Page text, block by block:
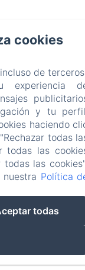
chunk 1322
1322-
cookies
de
experiencia
y tu
haciendo
todas
todas las
las
Política
todas